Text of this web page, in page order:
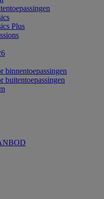
Plus
binnentoepassingen
buitentoepassingen